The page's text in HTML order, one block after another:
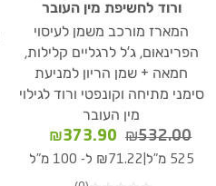
ורוד לחשיפת מין העובר
המארז מורכב משמן לעיסוי
הפרינאום, ג'ל לרגליים קלילות,
חמאה + שמן הריון למניעת
סימני מתיחה וקונפטי ורוד לגילוי
מין העובר
₪532.00
המחיר
המקורי
₪373.90
המחיר
הנוכחי
525 מ"ל ₪71.22 ל- 100 מ"ל